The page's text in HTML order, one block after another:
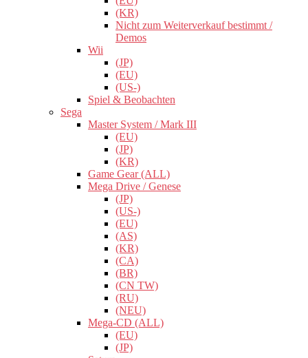
(KR)
Nicht zum Weiterverkauf bestimmt /
Demos
Wii
(JP)
(EU)
(US-)
Spiel & Beobachten
Sega
Master System / Mark III
(EU)
(JP)
(KR)
Game Gear (ALL)
Mega Drive / Genese
(JP)
(US-)
(EU)
(AS)
(KR)
(CA)
(BR)
(CN TW)
(RU)
(NEU)
Mega-CD (ALL)
(EU)
(JP)